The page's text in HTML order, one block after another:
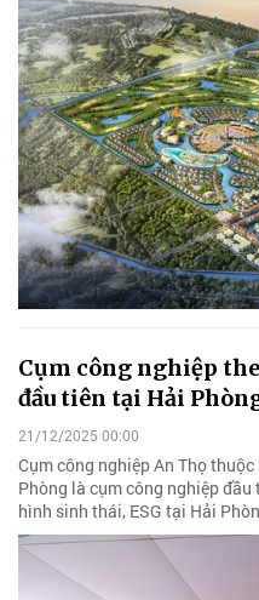
Cụm công nghiệp
đầu tiên tại Hải
21/12/2025 00:00
Cụm công nghiệp An Thọ
Phòng là cụm công nghiệp
hình sinh thái, ESG tại Hải